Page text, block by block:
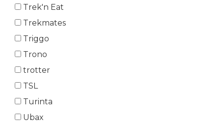
Trek'n Eat
Trekmates
Triggo
Trono
trotter
TSL
Turinta
Ubax